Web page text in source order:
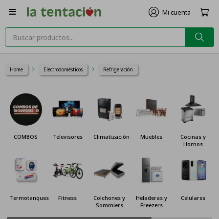

Home Electrodomésticos Refrigeración
COMBOS Televisores Climatización Muebles
Cocinas y
Hornos
Termotanques Fitness
Colchones y
Sommiers
Heladeras y
Freezers
Celulares